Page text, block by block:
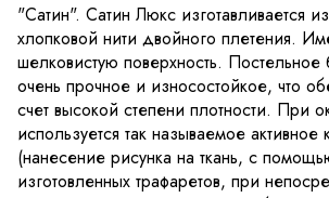
"Сатин". Сатин Люкс изготавливается
хлопковой нити двойного плетения.
шелковистую поверхность. Постельное
очень прочное и износостойкое, что
счет высокой степени плотности. При
используется так называемое
(нанесение рисунка на ткань, с
изготовленных трафаретов, при